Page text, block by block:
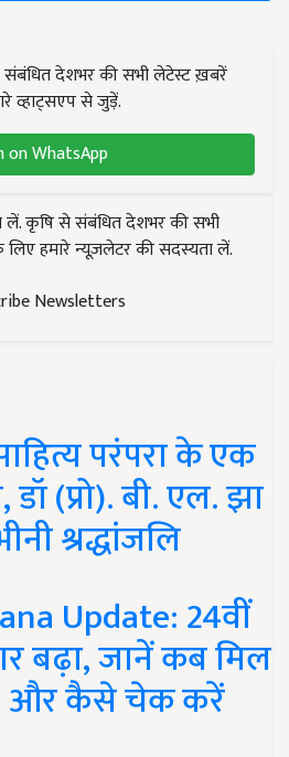
संबंधित देशभर की सभी लेटेस्ट ख़बरें
व्हाट्सएप से जुड़ें.
on WhatsApp
लें. कृषि से संबंधित देशभर की सभी
हमारे न्यूज़लेटर की सदस्यता लें.
Newsletters
परंपरा के एक
(प्रो). बी. एल. झा
श्रद्धांजलि
Update: 24वीं
बढ़ा, जानें कब मिल
और कैसे चेक करें